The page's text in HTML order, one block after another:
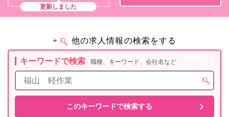
更新しました
+ 他の求人情報の検索をする
キーワードで検索 職種、キーワード、会社名など